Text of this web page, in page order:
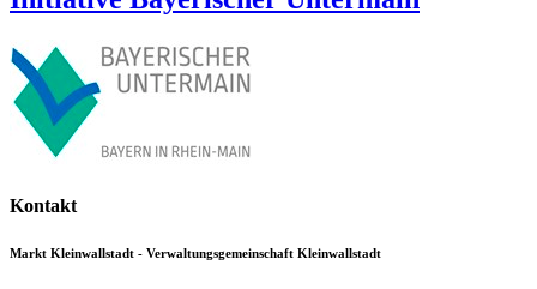
Kontakt
Markt Kleinwallstadt - Verwaltungsgemeinschaft Kleinwallstadt